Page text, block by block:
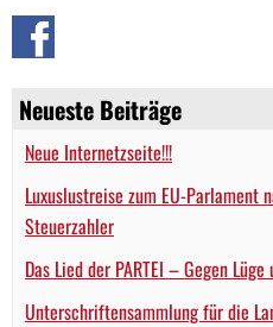
Neueste Beiträge
Neue Internetzseite!!!
Luxuslustreise zum EU-Parlament
Steuerzahler
Das Lied der PARTEI – Gegen
Unterschriftensammlung für die